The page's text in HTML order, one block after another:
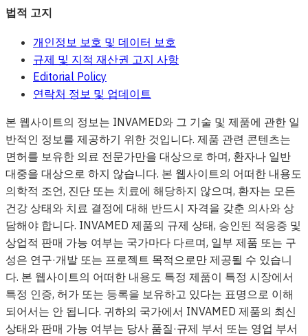
법적 고지
개인정보 보호 및 데이터 보호
규제 및 지적 재산권 고지 사항
Editorial Policy
연락처 정보 및 업데이트
본 웹사이트의 정보는 INVAMED와 그 기술 및 제품에 관한 일
반적인 정보를 제공하기 위한 것입니다. 제품 관련 콘텐츠는
면허를 보유한 의료 전문가만을 대상으로 하며, 환자나 일반
대중을 대상으로 하지 않습니다. 본 웹사이트의 어떠한 내용도
의학적 조언, 진단 또는 치료에 해당하지 않으며, 환자는 모든
건강 상태와 치료 결정에 대해 반드시 자격을 갖춘 의사와 상
담해야 합니다. INVAMED 제품의 규제 상태, 승인된 적응증 및
상업적 판매 가능 여부는 국가마다 다르며, 일부 제품 또는 구
성은 연구·개발 또는 프로젝트 목적으로만 제공될 수 있습니
다. 본 웹사이트의 어떠한 내용도 특정 제품이 특정 시장에서
특정 인증, 허가 또는 등록을 보유하고 있다는 표명으로 이해
되어서는 안 됩니다. 귀하의 국가에서 INVAMED 제품의 최신
상태와 판매 가능 여부는 당사 품질·규제 부서 또는 영업 부서